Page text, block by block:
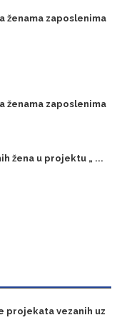
ženama zaposlenima
ženama zaposlenima
žena u projektu „ ...
projekata vezanih uz